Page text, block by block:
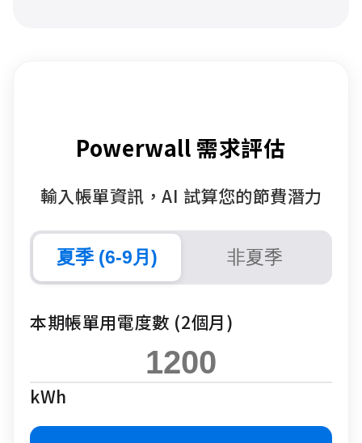
Powerwall 需求評估
輸入帳單資訊，AI 試算您的節費潛力
夏季 (6-9月) 非夏季
本期帳單用電度數 (2個月)
kWh